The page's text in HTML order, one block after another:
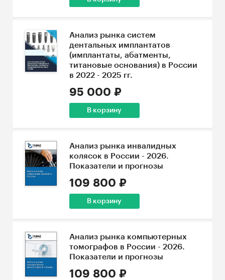
Анализ рынка систем
дентальных имплантатов
(имплантаты, абатменты,
титановые основания) в России
в 2022 - 2025 гг.
95 000 ₽
В корзину
Анализ рынка инвалидных
колясок в России - 2026.
Показатели и прогнозы
109 800 ₽
В корзину
Анализ рынка компьютерных
томографов в России - 2026.
Показатели и прогнозы
109 800 ₽